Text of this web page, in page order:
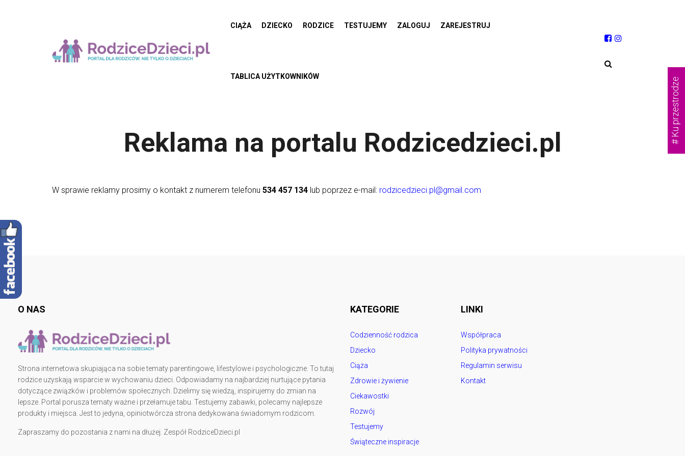
CIĄŻA DZIECKO RODZICE TESTUJEMY ZALOGUJ ZAREJESTRUJ
TABLICA UŻYTKOWNIKÓW
Reklama na portalu Rodzicedzieci.pl
W sprawie reklamy prosimy o kontakt z numerem telefonu 534 457 134 lub poprzez e-mail: rodzicedzieci.pl@gmail.com
O NAS
Strona internetowa skupiająca na sobie tematy parentingowe, lifestylowe i psychologiczne. To tutaj
rodzice uzyskają wsparcie w wychowaniu dzieci. Odpowiadamy na najbardziej nurtujące pytania
dotyczące związków i problemów społecznych. Dzielimy się wiedzą, inspirujemy do zmian na
lepsze. Portal porusza tematy ważne i przełamuje tabu. Testujemy zabawki, polecamy najlepsze
produkty i miejsca. Jest to jedyna, opiniotwórcza strona dedykowana świadomym rodzicom.
Zapraszamy do pozostania z nami na dłużej. Zespół RodziceDzieci.pl
KATEGORIE
Codzienność rodzica
Dziecko
Ciąża
Zdrowie i żywienie
Ciekawostki
Rozwój
Testujemy
Świąteczne inspiracje
LINKI
Współpraca
Polityka prywatności
Regulamin serwisu
Kontakt
# Ku przestrodze